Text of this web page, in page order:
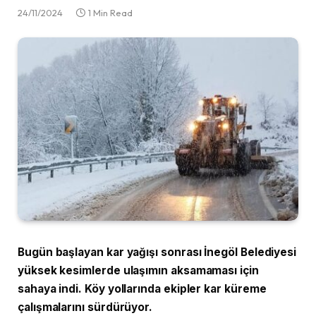
24/11/2024 1 Min Read
Bugün başlayan kar yağışı sonrası İnegöl Belediyesi
yüksek kesimlerde ulaşımın aksamaması için
sahaya indi. Köy yollarında ekipler kar küreme
çalışmalarını sürdürüyor.